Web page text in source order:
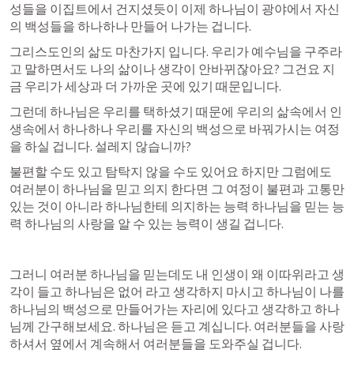
성들을 이집트에서 건지셨듯이 이제 하나님이 광야에서 자신
의 백성들을 하나하나 만들어 나가는 겁니다.
그리스도인의 삶도 마찬가지 입니다. 우리가 예수님을 구주라
고 말하면서도 나의 삶이나 생각이 안바뀌잖아요? 그건요 지
금 우리가 세상과 더 가까운 곳에 있기 때문입니다.
그런데 하나님은 우리를 택하셨기 때문에 우리의 삶속에서 인
생속에서 하나하나 우리를 자신의 백성으로 바꿔가시는 여정
을 하실 겁니다. 설레지 않습니까?
불편할 수도 있고 탐탁지 않을 수도 있어요 하지만 그럼에도
여러분이 하나님을 믿고 의지 한다면 그 여정이 불편과 고통만
있는 것이 아니라 하나님한테 의지하는 능력 하나님을 믿는 능
력 하나님의 사랑을 알 수 있는 능력이 생길 겁니다.
그러니 여러분 하나님을 믿는데도 내 인생이 왜 이따위라고 생
각이 들고 하나님은 없어 라고 생각하지 마시고 하나님이 나를
하나님의 백성으로 만들어가는 자리에 있다고 생각하고 하나
님께 간구해보세요. 하나님은 듣고 계십니다. 여러분들을 사랑
하셔서 옆에서 계속해서 여러분들을 도와주실 겁니다.